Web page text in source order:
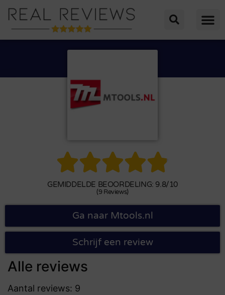

GEMIDDELDE BEOORDELING: 9.8/10
(9 Reviews)
Ga naar Mtools.nl
Schrijf een review
Alle reviews
Aantal reviews: 9